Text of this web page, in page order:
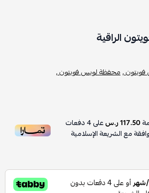
الراقية
,محفظة لويس فويتون ,
117.50 ر.س على4دفعات
مع الشريعة الإسلامية